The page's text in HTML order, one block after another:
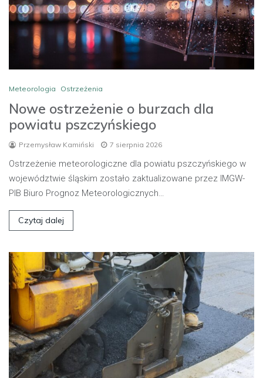
Meteorologia Ostrzeżenia
Nowe ostrzeżenie o burzach dla
powiatu pszczyńskiego
Przemysław Kamiński 7 sierpnia 2026
Ostrzeżenie meteorologiczne dla powiatu pszczyńskiego w
województwie śląskim zostało zaktualizowane przez IMGW-
PIB Biuro Prognoz Meteorologicznych…
Czytaj dalej